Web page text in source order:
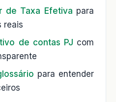
de Taxa Efetiva para
reais
de contas PJ com
para entender